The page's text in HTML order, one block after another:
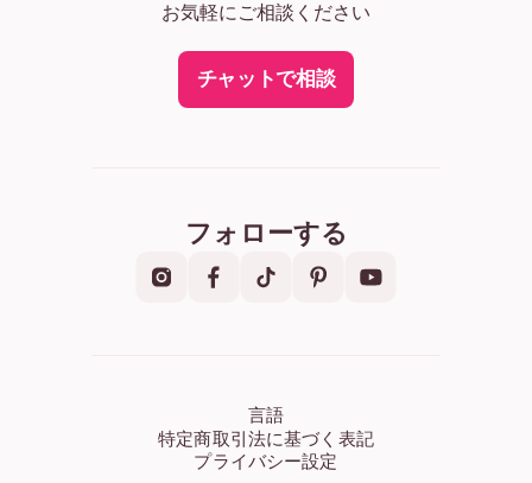
お気軽にご相談ください
チャットで相談
フォローする
言語
特定商取引法に基づく表記
プライバシー設定